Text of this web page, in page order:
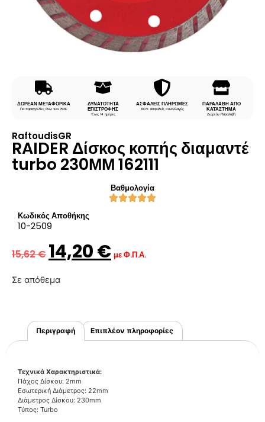
ΔΩΡΕΑΝ ΜΕΤΑΦΟΡΙΚΑ
Για παραγγελίες άνω των 80€
ΔΥΝΑΤΟΤΗΤΑ
ΕΠΙΣΤΡΟΦΗΣ
Έως 14 ημέρες
ΑΣΦΑΛΕΙΣ ΠΛΗΡΩΜΕΣ
100% ασφαλείς συναλλαγές
ΠΑΡΑΛΑΒΗ ΑΠΟ
ΚΑΤΑΣΤΗΜΑ
Δωρεάν Παραλαβή
RaftoudisGR
RAIDER Δίσκος κοπής διαμαντέ
turbo 230ΜΜ 162111
Βαθμολογία
Κωδικός Αποθήκης
10-2509
15,62€ 14,20€ με Φ.Π.Α.
Σε απόθεμα
Περιγραφή Επιπλέον πληροφορίες
Τεχνικά Χαρακτηριστικά:
Πάχος Δίσκου: 2mm
Εσωτερική Διάμετρος: 22mm
Διάμετρος Δίσκου: 230mm
Τύπος: Turbo